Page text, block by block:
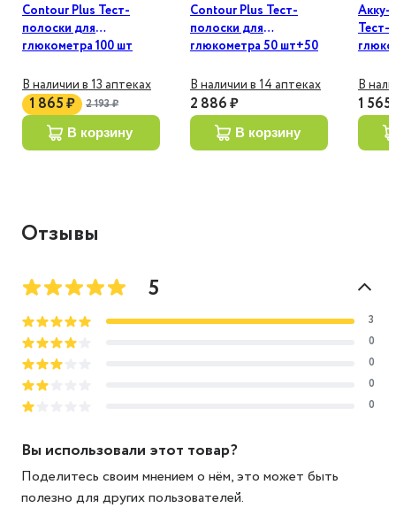
Contour Plus Тест-
полоски для
глюкометра 100 шт
В наличии в 13 аптеках
1 865 ₽ 2 193 ₽
в корзину
Contour Plus Тест-
полоски для
глюкометра 50 шт+50
В наличии в 14 аптеках
2 886 ₽
в корзину
Акку-
Тест-
В
1 565
Отзывы
5
3
0
0
0
0
Вы использовали этот товар?
Поделитесь своим мнением о нём, это может быть
полезно для других пользователей.